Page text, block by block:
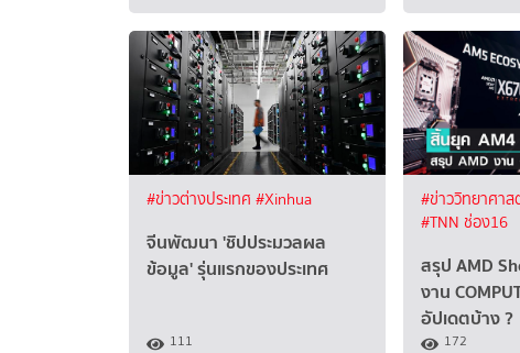
#ข่าวต่างประเทศ #Xinhua
จีนพัฒนา 'ชิปประมวลผล
ข้อมูล' รุ่นแรกของประเทศ
111
#ข่าววิทยาศาส
#TNN ช่อง16
สรุป AMD
งาน
อัปเดตบ้าง ?
172